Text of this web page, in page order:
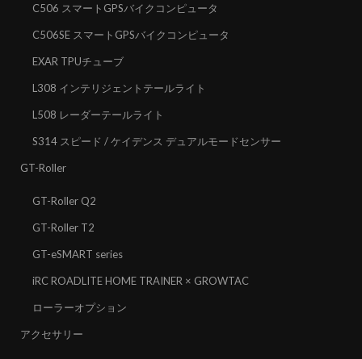
C506 スマートGPSバイクコンピュータ
C506SE スマートGPSバイクコンピュータ
EXAR TPUチューブ
L308 インテリジェントテールライト
L508 レーダーテールライト
S314 スピード / ケイデンス デュアルモードセンサー
GT-Roller
GT-Roller Q2
GT-Roller T2
GT-eSMART series
iRC ROADLITE HOME TRAINER × GROWTAC
ローラーオプション
アクセサリー